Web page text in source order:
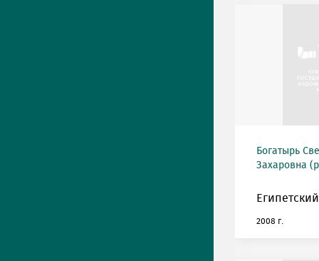
Богатырь
Захаровна
2008 г.